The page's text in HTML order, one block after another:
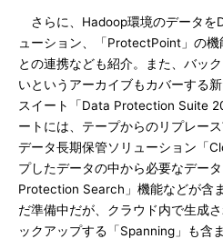
さらに、Hadoop環境のデータを
ューション、「ProtectPoint」の機
との連携なども紹介。また、バッ
いというアーカイブもカバーする
スイート「Data Protection Suite
ートには、テープからのリプレー
データ長期保管ソリューション「
プしたデータの中から必要なデー
Protection Search」機能などが含
だ準備中だが、クラウド内で生成
ックアップする「Spanning」も含